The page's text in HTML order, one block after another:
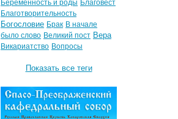
Беременность и роды Благовест
Благотворительность
Богословие Брак В начале
было слово Великий пост Вера
Викариатство Вопросы
Показать все теги